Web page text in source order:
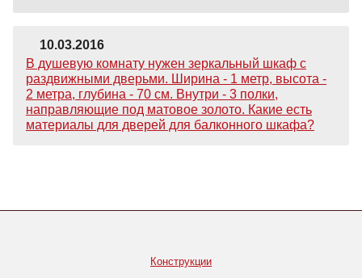
10.03.2016
В душевую комнату нужен зеркальный шкаф с
раздвижными дверьми. Ширина - 1 метр, высота -
2 метра, глубина - 70 см. Внутри - 3 полки,
направляющие под матовое золото. Какие есть
материалы для дверей для балконного шкафа?
Конструкции